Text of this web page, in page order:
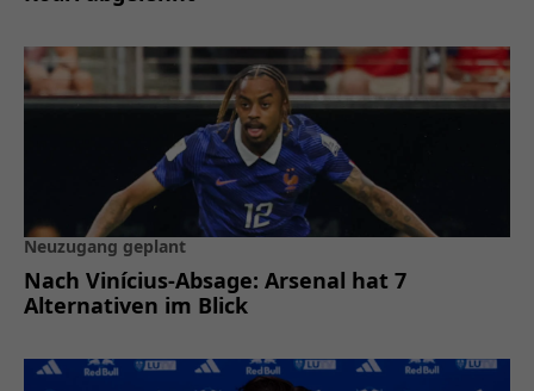
Neuzugang geplant
Nach Vinícius-Absage: Arsenal hat 7
Alternativen im Blick